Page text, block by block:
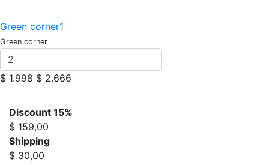
Green corner1
Green corner
$ 1.998 $ 2.666
Discount 15%
$ 159,00
Shipping
$ 30,00